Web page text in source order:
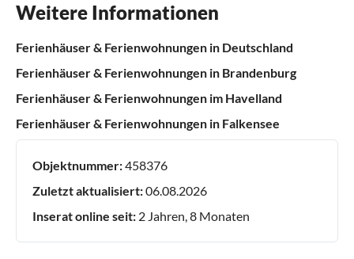
Weitere Informationen
Ferienhäuser & Ferienwohnungen in Deutschland
Ferienhäuser & Ferienwohnungen in Brandenburg
Ferienhäuser & Ferienwohnungen im Havelland
Ferienhäuser & Ferienwohnungen in Falkensee
Objektnummer:458376
Zuletzt aktualisiert:06.08.2026
Inserat online seit: 2 Jahren, 8 Monaten